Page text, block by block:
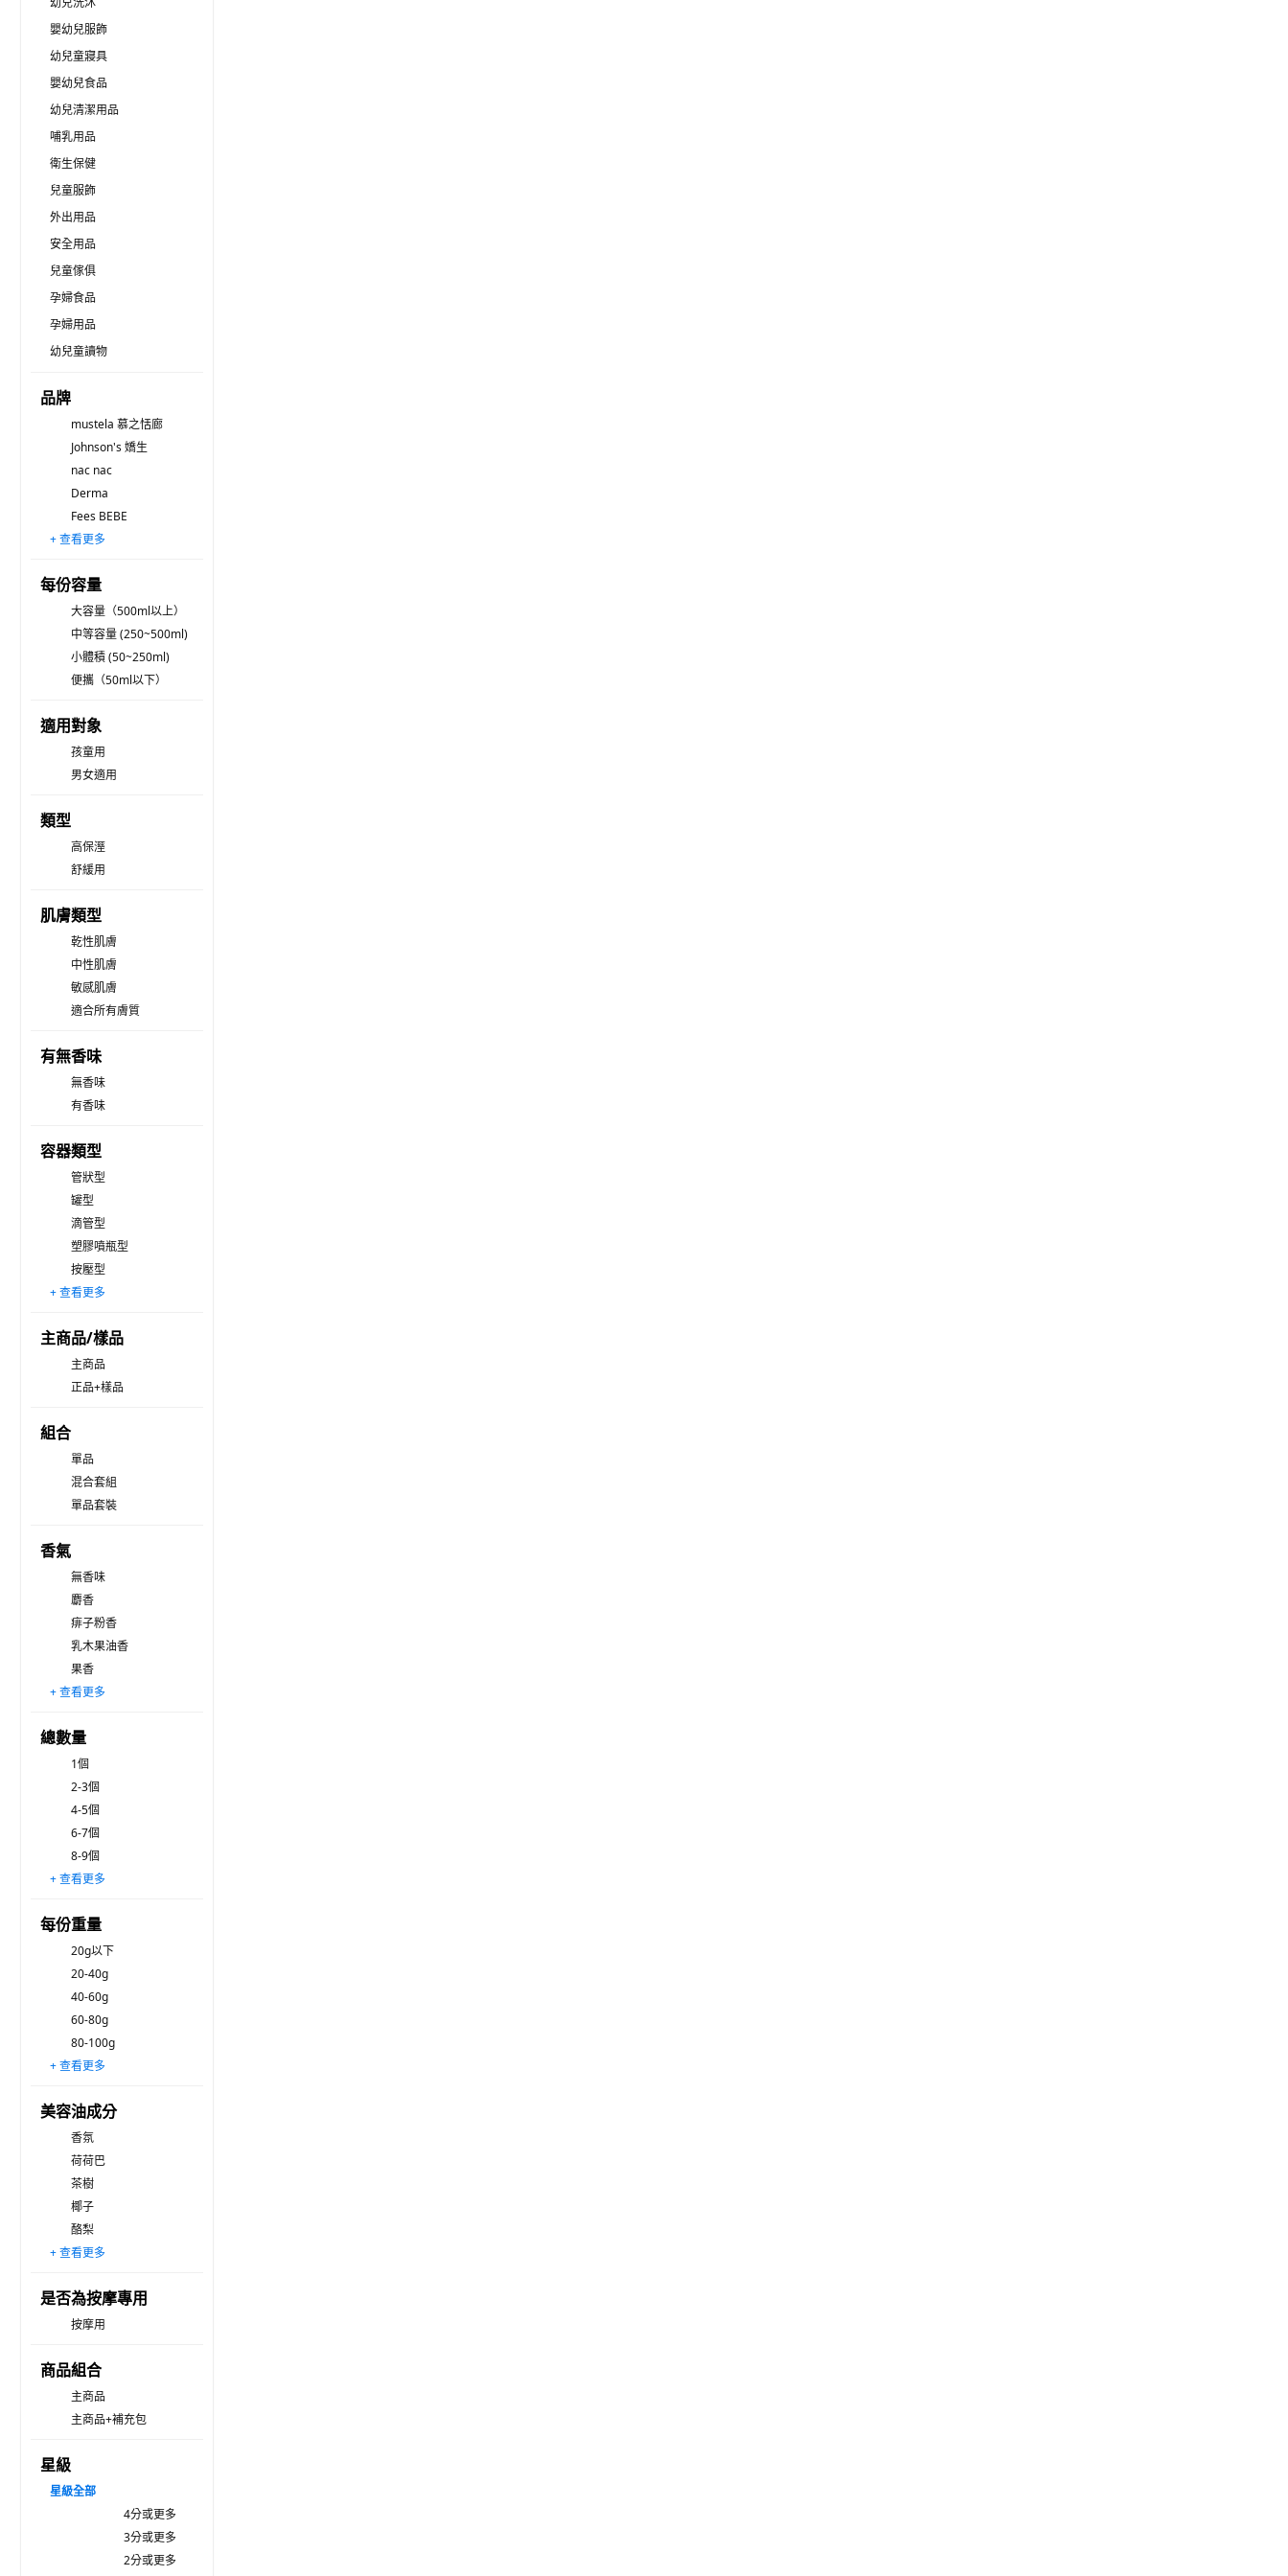
嬰幼兒服飾
幼兒童寢具
嬰幼兒食品
幼兒清潔用品
哺乳用品
衛生保健
兒童服飾
外出用品
安全用品
兒童傢俱
孕婦食品
孕婦用品
幼兒童讀物
品牌
mustela 慕之恬廊
Johnson's 嬌生
nac nac
Derma
Fees BEBE
Vaseline 凡士林
Cetaphil 舒特膚
GREEN FINGER 綠手指
sanosan
LA ROCHE POSAY 理膚寶水
LOME 大地之愛
Aveeno baby
babycoccole 寶貝可可麗
ILLIYOON 一理潤
ATOPALM 愛多康
chicco
sebamed 施巴
Pyunkang Yul 扁康率
ALOBABY
ATTITUDE 艾特優
+ 查看更多
每份容量
大容量（500ml以上）
中等容量 (250~500ml)
小體積 (50~250ml)
便攜（50ml以下）
適用對象
孩童用
男女適用
類型
高保溼
舒緩用
肌膚類型
乾性肌膚
中性肌膚
敏感肌膚
適合所有膚質
有無香味
無香味
有香味
容器類型
管狀型
罐型
滴管型
塑膠噴瓶型
按壓型
氣墊粉餅型
滾珠型
+ 查看更多
主商品/樣品
主商品
正品+樣品
組合
單品
混合套組
單品套裝
香氣
無香味
麝香
痱子粉香
乳木果油香
果香
花香
藥草木香
其他
+ 查看更多
總數量
1個
2-3個
4-5個
6-7個
8-9個
10-11個
12個以上
+ 查看更多
每份重量
20g以下
20-40g
40-60g
60-80g
80-100g
100-150g
150-200g
200-300g
300-400g
400-500g
500g以上
+ 查看更多
美容油成分
香氛
荷荷巴
茶樹
椰子
酪梨
摩洛哥堅果
花
其他
+ 查看更多
是否為按摩專用
按摩用
商品組合
主商品
主商品+補充包
星級
星級全部
4分或更多
3分或更多
2分或更多